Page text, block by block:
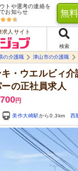
トや選考の連絡を
お知らせ
無
求人サイト
検索
の介護職 津山市の介護職
キ・ウエルビィ
の正社員求人
円
美作大崎駅から0.3km 西